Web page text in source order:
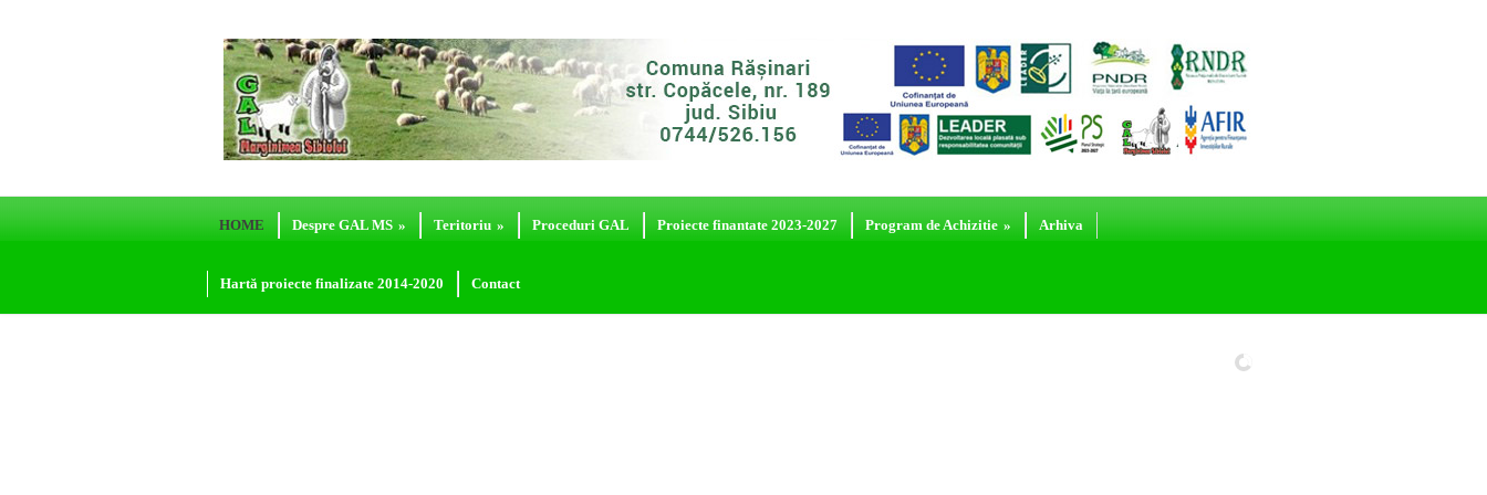
HOME Despre GAL MS » Teritoriu » Proceduri GAL Proiecte finantate 2023-2027 Program de Achizitie » Arhiva
Hartă proiecte finalizate 2014-2020 Contact